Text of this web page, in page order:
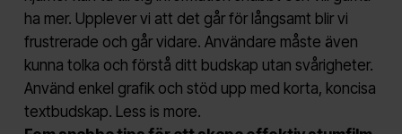
ha mer. Upplever vi att det går för långsamt blir vi
frustrerade och går vidare. Användare måste även
kunna tolka och förstå ditt budskap utan svårigheter.
Använd enkel grafik och stöd upp med korta, koncisa
textbudskap. Less is more.